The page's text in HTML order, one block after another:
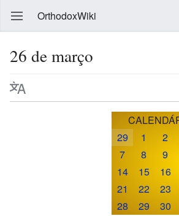
OrthodoxWiki
26 de março
29
1 2
7
8 9
14
15 16
21
22 23
28
29 30